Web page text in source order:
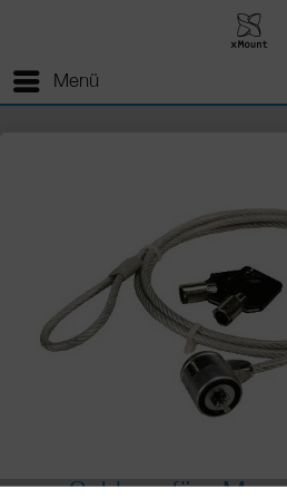
Menü
Schloss für